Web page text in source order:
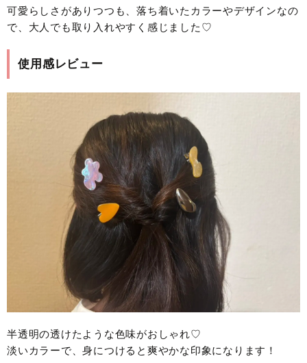
可愛らしさがありつつも、落ち着いたカラーやデザインなの
で、大人でも取り入れやすく感じました♡
使用感レビュー
半透明の透けたような色味がおしゃれ♡
淡いカラーで、身につけると爽やかな印象になります！